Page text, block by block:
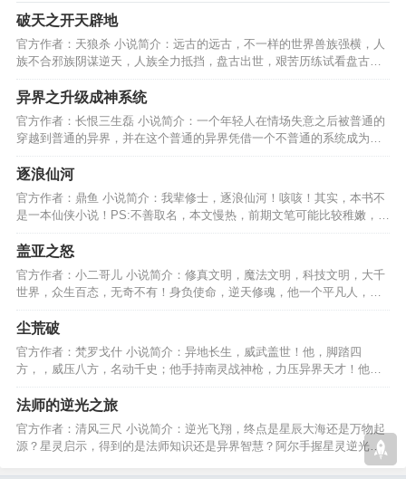
破天之开天辟地
官方作者：天狼杀 小说简介：远古的远古，不一样的世界兽族强横，人
族不合邪族阴谋逆天，人族全力抵挡，盘古出世，艰苦历练试看盘古如
何走向巅峰，开天辟地…
异界之升级成神系统
官方作者：长恨三生磊 小说简介：一个年轻人在情场失意之后被普通的
穿越到普通的异界，并在这个普通的异界凭借一个不普通的系统成为一
个不普通的神的故事。…
逐浪仙河
官方作者：鼎鱼 小说简介：我辈修士，逐浪仙河！咳咳！其实，本书不
是一本仙侠小说！PS:不善取名，本文慢热，前期文笔可能比较稚嫩，不
过后面章节绝对精彩！…
盖亚之怒
官方作者：小二哥儿 小说简介：修真文明，魔法文明，科技文明，大千
世界，众生百态，无奇不有！身负使命，逆天修魂，他一个平凡人，创
造了一个又一个的奇迹！…
尘荒破
官方作者：梵罗戈什 小说简介：异地长生，威武盖世！他，脚踏四
方，，威压八方，名动千史；他手持南灵战神枪，力压异界天才！他指
着苍天大号：且看我破尘荒！…
法师的逆光之旅
官方作者：清风三尺 小说简介：逆光飞翔，终点是星辰大海还是万物起
源？星灵启示，得到的是法师知识还是异界智慧？阿尔手握星灵逆光而